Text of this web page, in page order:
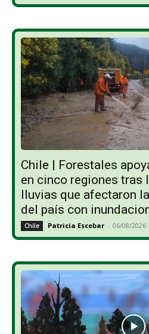
Chile | Forestales
en cinco regiones tras
lluvias que afectaron
del país con
Chile Patricia Escobar - 06/08/2026